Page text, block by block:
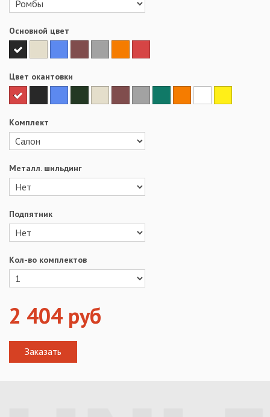
Основной цвет
Цвет окантовки
Комплект
Металл. шильдинг
Подпятник
Кол-во комплектов
2 404 руб